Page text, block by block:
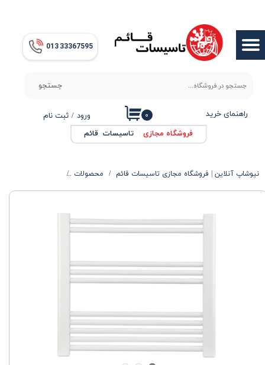
013​​​​​​​ 33367595
جستجو
ورود / ثبت نام
حساب کاربری من
تغییر گذر واژه
سفارشات
خروج از حساب کاربری
راهنمای خرید ۰
فروشگاه مجازی تاسیسات قائم
نیوشاپ آنلاین | فروشگاه مجازی تاسیسات قائم محصولات